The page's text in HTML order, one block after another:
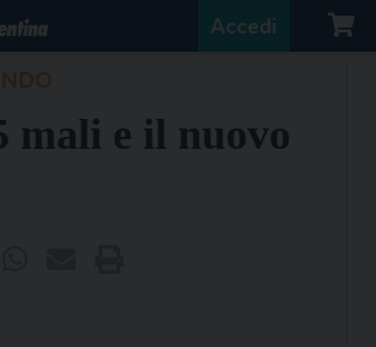
Accedi
mali e il nuovo